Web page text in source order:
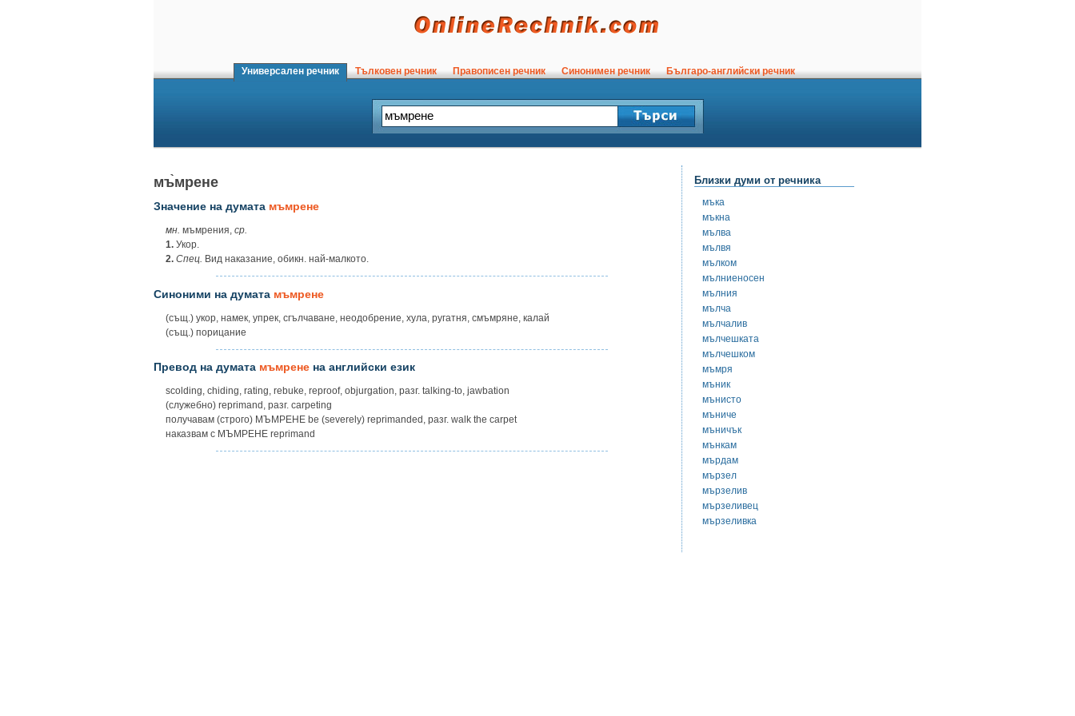
Универсален речник Тълковен речник Правописен речник Синонимен речник Българо-английски речник
мъ̀мрене
Значение на думата мъмрене
мн. мъмрения, ср.
1. Укор.
2. Спец. Вид наказание, обикн. най-малкото.
Синоними на думата мъмрене
(същ.) укор, намек, упрек, сгълчаване, неодобрение, хула, ругатня, смъмряне, калай
(същ.) порицание
Превод на думата мъмрене на английски език
scolding, chiding, rating, rebuke, reproof, objurgation, разг. talking-to, jawbation
(служебно) reprimand, разг. carpeting
получавам (строго) МЪМРЕНЕ be (severely) reprimanded, разг. walk the carpet
наказвам с МЪМРЕНЕ reprimand
Близки думи от речника
мъка
мъкна
мълва
мълвя
мълком
мълниеносен
мълния
мълча
мълчалив
мълчешката
мълчешком
мъмря
мъник
мънисто
мъниче
мъничък
мънкам
мърдам
мързел
мързелив
мързеливец
мързеливка